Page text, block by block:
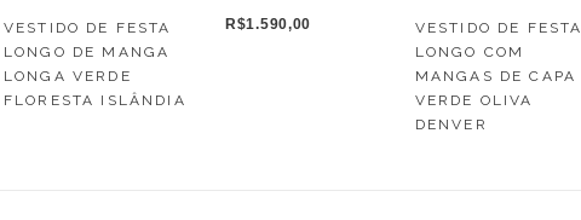
VESTIDO DE FESTA
LONGO DE MANGA
LONGA VERDE
FLORESTA ISLÂNDIA
R$1.590,00
VESTIDO DE FESTA
LONGO COM
MANGAS DE CAPA
VERDE OLIVA
DENVER